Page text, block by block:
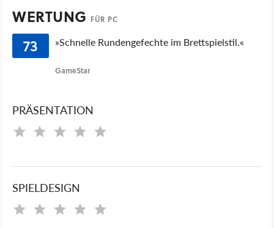
WERTUNG FÜR PC
73 »Schnelle Rundengefechte im Brettspielstil.«
GameStar
PRÄSENTATION
SPIELDESIGN